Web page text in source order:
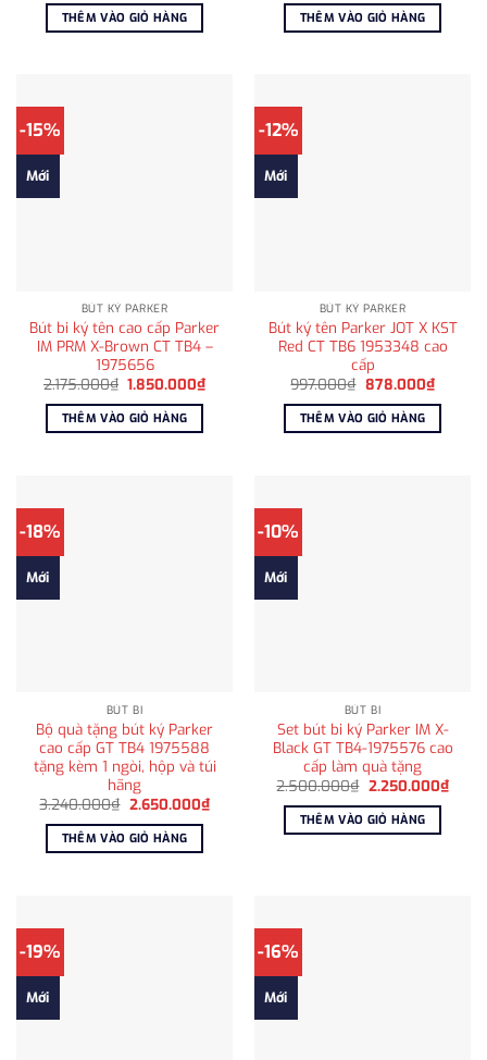
là:
3.590.000₫.
3.200.000₫.
THÊM VÀO GIỎ HÀNG là:
24.500.000₫.
THÊM VÀO GIỎ HÀNG
-15%
Mới
BÚT KÝ PARKER
Bút bi ký tên cao cấp Parker
IM PRM X-Brown CT TB4 –
1975656
2.175.000₫ Giá
là:
2.175.000₫.
1.850.000₫Giá
THÊM VÀO GIỎ HÀNG
-12%
Mới
BÚT KÝ PARKER
Bút ký tên Parker JOT X KST
Red CT TB6 1953348 cao
cấp
997.000₫ Giá
là:
997.000₫.
878.000₫Giá
tại
THÊM VÀO GIỎ HÀNG
-18%
Mới
BÚT BI
Bộ quà tặng bút ký Parker
cao cấp GT TB4 1975588
tặng kèm 1 ngòi, hộp và túi
hãng
3.240.000₫ Giá
là:
3.240.000₫.
2.650.000₫Giá
hiện
THÊM VÀO GIỎ HÀNG
-10%
Mới
BÚT BI
Set bút bi ký Parker IM X-
Black GT TB4-1975576 cao
cấp làm quà tặng
2.500.000₫ Giá
là:
2.500.000₫.
2.250.000₫Giá
hiện
THÊM VÀO GIỎ HÀNG
-19%
Mới
-16%
Mới